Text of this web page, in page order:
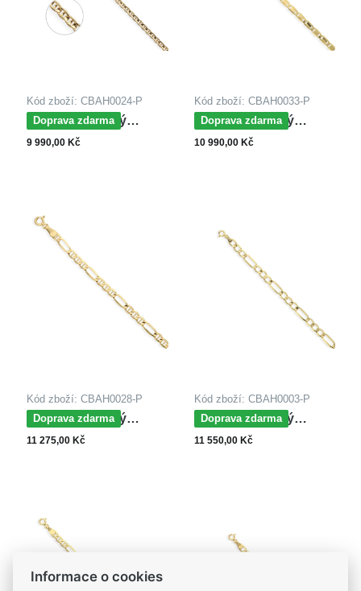
Kód zboží: CBAH0024-P
Doprava zdarma
MOISS řetízkový
náramek ze žlutého
9 990,00 Kč
Kód zboží: CBAH0033-P
Doprava zdarma
MOISS řetízkový
náramek ze žlutého
10 990,00 Kč
Kód zboží: CBAH0028-P
Doprava zdarma
MOISS řetízkový
náramek ze žlutého
11 275,00 Kč
Kód zboží: CBAH0003-P
Doprava zdarma
MOISS řetízkový
náramek ze žlutého
11 550,00 Kč
Informace o cookies